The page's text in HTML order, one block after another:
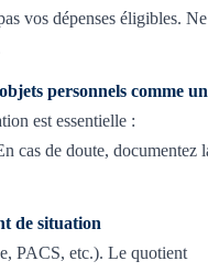
vos dépenses éligibles. Ne
personnels comme un
est essentielle :
cas de doute, documentez
de situation
PACS, etc.). Le quotient